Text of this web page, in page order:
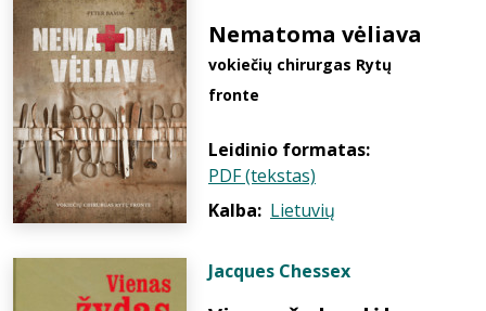
Nematoma vėliava
vokiečių chirurgas Rytų
fronte
Leidinio formatas:
PDF (tekstas)
Kalba: Lietuvių
Jacques Chessex